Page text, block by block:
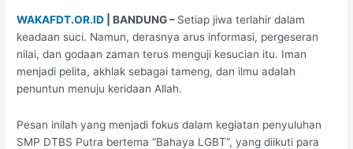
WAKAFDT.OR.ID | BANDUNG – Setiap jiwa terlahir dalam
keadaan suci. Namun, derasnya arus informasi, pergeseran
nilai, dan godaan zaman terus menguji kesucian itu. Iman
menjadi pelita, akhlak sebagai tameng, dan ilmu adalah
penuntun menuju keridaan Allah.
Pesan inilah yang menjadi fokus dalam kegiatan penyuluhan
SMP DTBS Putra bertema “Bahaya LGBT”, yang diikuti para
‘Bahaya
LGBT’